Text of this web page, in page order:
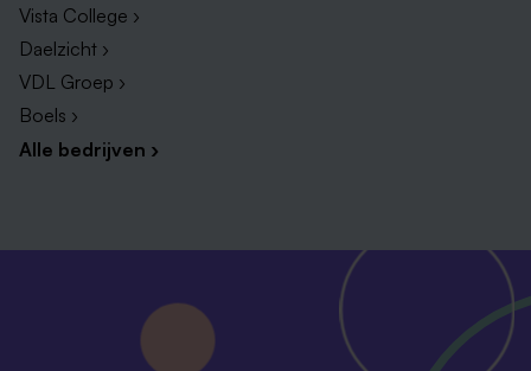
Vista College ›
Daelzicht ›
VDL Groep ›
Boels ›
Alle bedrijven ›